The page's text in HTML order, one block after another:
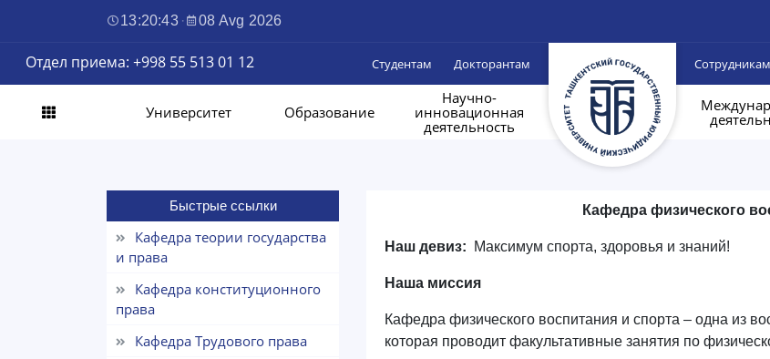
13:20:44 · 08 Avg 2026
Отдел приема: +998 55 513 01 12 Студентам Докторантам Сотрудникам
Университет Образование
Научно-
инновационная
деятельность
Быстрые ссылки
Кафедра теории государства
и права
Кафедра конституционного
права
Кафедра Трудового права
Кафедра физического
Наш девиз: Максимум спорта, здоровья и знаний!
Наша миссия
Кафедра физического воспитания и спорта – одна из
которая проводит факультативные занятия по